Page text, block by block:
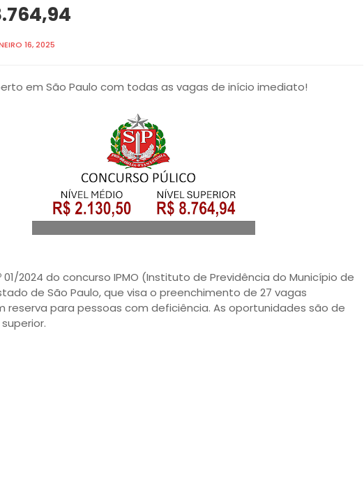
16, 2025
em São Paulo com todas as vagas de início imediato!
01/2024 do concurso IPMO (Instituto de Previdência do Município de
de São Paulo, que visa o preenchimento de 27 vagas
reserva para pessoas com deficiência. As oportunidades são de